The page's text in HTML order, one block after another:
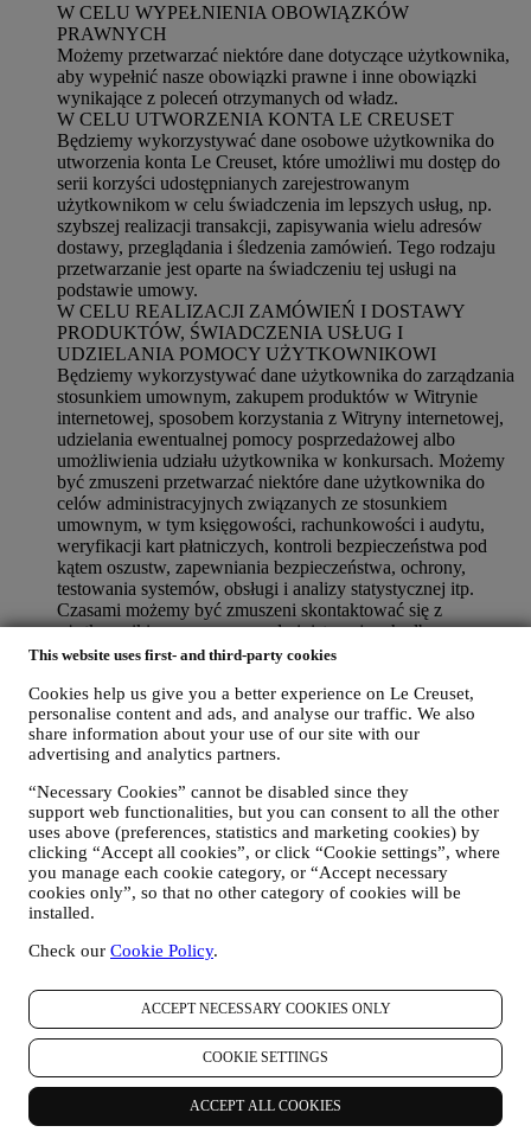
This website uses first- and third-party cookies
Cookies help us give you a better experience on Le Creuset,
personalise content and ads, and analyse our traffic. We also
share information about your use of our site with our
advertising and analytics partners.
“Necessary Cookies” cannot be disabled since they
support web functionalities, but you can consent to all the other
uses above (preferences, statistics and marketing cookies) by
clicking “Accept all cookies”, or click “Cookie settings”, where
you manage each cookie category, or “Accept necessary
cookies only”, so that no other category of cookies will be
installed.
Check our Cookie Policy.
ACCEPT NECESSARY COOKIES ONLY
COOKIE SETTINGS
ACCEPT ALL COOKIES
W CELU WYPEŁNIENIA OBOWIĄZKÓW
PRAWNYCH
Możemy przetwarzać niektóre dane dotyczące użytkownika,
aby wypełnić nasze obowiązki prawne i inne obowiązki
wynikające z poleceń otrzymanych od władz.
W CELU UTWORZENIA KONTA LE CREUSET
Będziemy wykorzystywać dane osobowe użytkownika do
utworzenia konta Le Creuset, które umożliwi mu dostęp do
serii korzyści udostępnianych zarejestrowanym
użytkownikom w celu świadczenia im lepszych usług, np.
szybszej realizacji transakcji, zapisywania wielu adresów
dostawy, przeglądania i śledzenia zamówień. Tego rodzaju
przetwarzanie jest oparte na świadczeniu tej usługi na
podstawie umowy.
W CELU REALIZACJI ZAMÓWIEŃ I DOSTAWY
PRODUKTÓW, ŚWIADCZENIA USŁUG I
UDZIELANIA POMOCY UŻYTKOWNIKOWI
Będziemy wykorzystywać dane użytkownika do zarządzania
stosunkiem umownym, zakupem produktów w Witrynie
internetowej, sposobem korzystania z Witryny internetowej,
udzielania ewentualnej pomocy posprzedażowej albo
umożliwienia udziału użytkownika w konkursach. Możemy
być zmuszeni przetwarzać niektóre dane użytkownika do
celów administracyjnych związanych ze stosunkiem
umownym, w tym księgowości, rachunkowości i audytu,
weryfikacji kart płatniczych, kontroli bezpieczeństwa pod
kątem oszustw, zapewniania bezpieczeństwa, ochrony,
testowania systemów, obsługi i analizy statystycznej itp.
Czasami możemy być zmuszeni skontaktować się z
użytkownikiem z przyczyn administracyjnych albo
operacyjnych. Na przykład, aby wysłać użytkownikowi
dane użytkownika w celu udzielenia odpowiedzi na zapytania
wysłane za pośrednictwem formularzy zamieszczonych w
naszej Witrynie internetowej albo dostarczone innymi
kanałami. Tego rodzaju przetwarzanie jest oparte na
Możemy przetwarzać Twoje dane (zgodnie z Twoimi
prawami), aby wysyłać Ci kolejne wiadomości e-mail w
przypadku, gdy dodałeś elementy do naszego koszyka online
bez sfinalizowania zakupu. Jeśli nie sfinalizujesz zakupu w
określonym czasie, żadne dalsze wiadomości nie zostaną
wysłane.
AKTUALNOŚCIACH ALBO OFERTACH
Jeżeli użytkownik wyraził na to zgodę (na przykład poprzez
zapisanie się do naszego newslettera przy tworzeniu konta w
naszej Witrynie internetowej będziemy przesyłać
użytkownikowi spersonalizowane wiadomości marketingowe
oraz aktualności dotyczące inicjatyw Le Creuset w lokalnych
oddziałach, lokalnych jednostek stowarzyszonych oraz
partnerów. Będziemy kontaktować się z użytkownikiem